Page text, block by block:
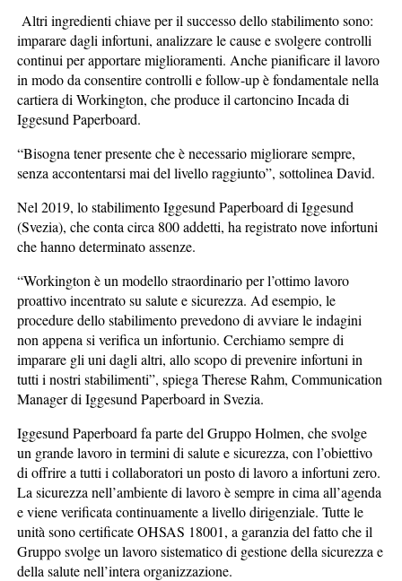
Altri ingredienti chiave per il successo dello stabilimento sono:
imparare dagli infortuni, analizzare le cause e svolgere controlli
continui per apportare miglioramenti. Anche pianificare il lavoro
in modo da consentire controlli e follow-up è fondamentale nella
cartiera di Workington, che produce il cartoncino Incada di
Iggesund Paperboard.
“Bisogna tener presente che è necessario migliorare sempre,
senza accontentarsi mai del livello raggiunto”, sottolinea David.
Nel 2019, lo stabilimento Iggesund Paperboard di Iggesund
(Svezia), che conta circa 800 addetti, ha registrato nove infortuni
che hanno determinato assenze.
“Workington è un modello straordinario per l’ottimo lavoro
proattivo incentrato su salute e sicurezza. Ad esempio, le
procedure dello stabilimento prevedono di avviare le indagini
non appena si verifica un infortunio. Cerchiamo sempre di
imparare gli uni dagli altri, allo scopo di prevenire infortuni in
tutti i nostri stabilimenti”, spiega Therese Rahm, Communication
Manager di Iggesund Paperboard in Svezia.
Iggesund Paperboard fa parte del Gruppo Holmen, che svolge
un grande lavoro in termini di salute e sicurezza, con l’obiettivo
di offrire a tutti i collaboratori un posto di lavoro a infortuni zero.
La sicurezza nell’ambiente di lavoro è sempre in cima all’agenda
e viene verificata continuamente a livello dirigenziale. Tutte le
unità sono certificate OHSAS 18001, a garanzia del fatto che il
Gruppo svolge un lavoro sistematico di gestione della sicurezza e
della salute nell’intera organizzazione.